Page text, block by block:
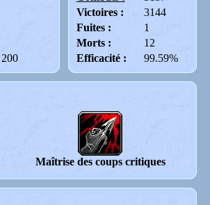
Victoires :
3144
Fuites :
1
Morts :
12
Efficacité :
99.59%
Maîtrise des coups critiques